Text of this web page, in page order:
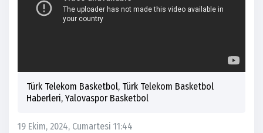
Türk Telekom Basketbol, Türk Telekom Basketbol
Haberleri, Yalovaspor Basketbol
19 Ekim, 2024, Cumartesi 11:44